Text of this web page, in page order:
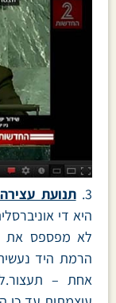
3. תנועת
היא די
לא מפספס את
הרמת היד
אחת –